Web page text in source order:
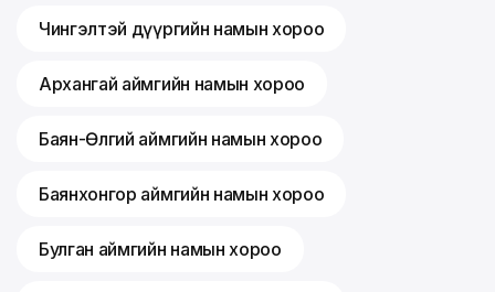
Чингэлтэй дүүргийн намын хороо
Архангай аймгийн намын хороо
Баян-Өлгий аймгийн намын хороо
Баянхонгор аймгийн намын хороо
Булган аймгийн намын хороо